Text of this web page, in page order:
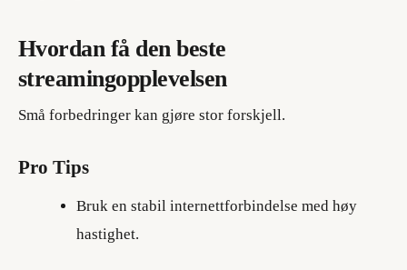
Hvordan få den beste
streamingopplevelsen
Små forbedringer kan gjøre stor forskjell.
Pro Tips
Bruk en stabil internettforbindelse med høy
hastighet.